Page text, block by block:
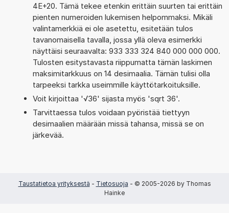
4E+20. Tämä tekee etenkin erittäin suurten tai erittäin
pienten numeroiden lukemisen helpommaksi. Mikäli
valintamerkkiä ei ole asetettu, esitetään tulos
tavanomaisella tavalla, jossa yllä oleva esimerkki
näyttäisi seuraavalta: 933 333 324 840 000 000 000.
Tulosten esitystavasta riippumatta tämän laskimen
maksimitarkkuus on 14 desimaalia. Tämän tulisi olla
tarpeeksi tarkka useimmille käyttötarkoituksille.
Voit kirjoittaa '√36' sijasta myös 'sqrt 36'.
Tarvittaessa tulos voidaan pyöristää tiettyyn
desimaalien määrään missä tahansa, missä se on
järkevää.
Taustatietoa yrityksestä - Tietosuoja - © 2005-2026 by Thomas
Hainke